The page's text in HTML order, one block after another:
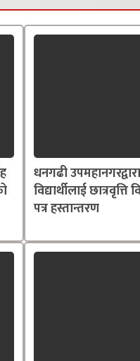
धनगढी
विद्यार्थीलाई
पत्र हस्तान्तरण